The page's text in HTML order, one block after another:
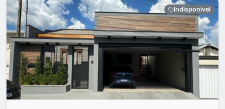
Indisponivel